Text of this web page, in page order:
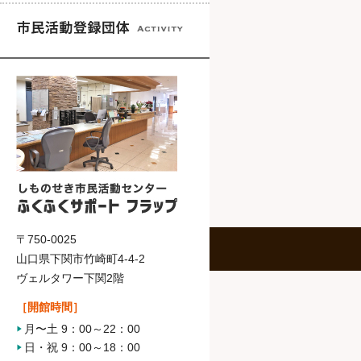
〒750-0025
山口県下関市竹崎町4-4-2
ヴェルタワー下関2階
［開館時間］
月〜土 9：00～22：00
日・祝 9：00～18：00